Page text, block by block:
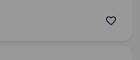
та сучасними цифровими